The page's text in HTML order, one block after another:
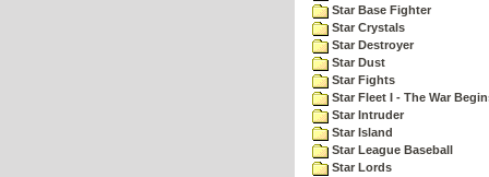
Star Base Fighter
Star Crystals
Star Destroyer
Star Dust
Star Fights
Star Fleet I - The War
Star Intruder
Star Island
Star League Baseball
Star Lords